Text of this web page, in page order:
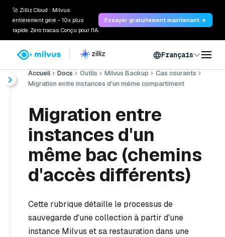
🚀 Zilliz Cloud : Milvus
entièrement géré - 10x plus
rapide. Zéro tracas. Conçu pour l'IA.
Essayer gratuitement maintenant →
Français
Accueil Docs Outils Milvus Backup
Cas courants
Migration entre instances d'un même compartiment
Migration entre
instances d'un
même bac (chemins
d'accès différents)
Cette rubrique détaille le processus de
sauvegarde d'une collection à partir d'une
instance Milvus et sa restauration dans une